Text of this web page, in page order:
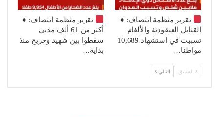
تقرير منظمة انتصاف: ♦️
القنابل العنقودية والألغام
تسببت في استشهاد 10,689
مواطنا…
تقرير منظمة انتصاف: ♦️
أكثر من 61 ألف مدني
سقطوا بين شهيد وجريح منذ
بداية…
السابق التالي